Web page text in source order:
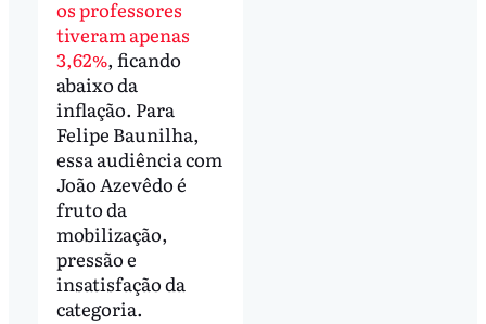
os professores
tiveram apenas
3,62%, ficando
abaixo da
inflação. Para
Felipe Baunilha,
essa audiência com
João Azevêdo é
fruto da
mobilização,
pressão e
insatisfação da
categoria.